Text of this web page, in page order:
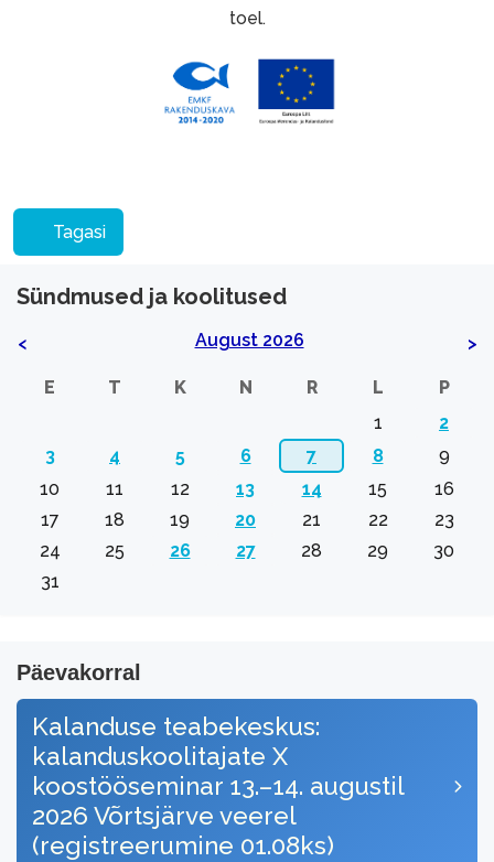
toel.
Tagasi
Sündmused ja koolitused
< August 2026 >
E T K N R L
P
1
2
3
4 5 6 7 8
9
10
11 12 13 14 15
16
17
18 19 20 21 22
23
24
25 26 27 28 29
30
31
Päevakorral
Kalanduse teabekeskus:
kalanduskoolitajate X
koostööseminar 13.–14. augustil
2026 Võrtsjärve veerel
(registreerumine 01.08ks)